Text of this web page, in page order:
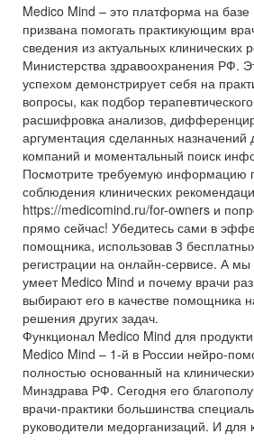
Medico Mind – это платформа на базе
призвана помогать практикующим
сведения из актуальных клинических
Министерства здравоохранения РФ.
успехом демонстрирует себя на
вопросы, как подбор
расшифровка анализов,
аргументация сделанных назначений
компаний и моментальный поиск
Посмотрите требуемую информацию
соблюдения клинических
https://medicomind.ru/for-owners и
прямо сейчас! Убедитесь сами в
помощника, использовав 3
регистрации на онлайн-сервисе. А
умеет Medico Mind и почему врачи
выбирают его в качестве помощника
решения других задач.
Функционал Medico Mind для
Medico Mind – 1-й в России нейро-
полностью основанный на
Минздрава РФ. Сегодня его
врачи-практики большинства
руководители медорганизаций. И для